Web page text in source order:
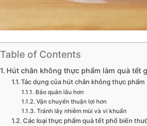
Table of Contents
Hút chân không thực phẩm làm quà tết
Tác dụng của hút chân không thực phẩm
Bảo quản lâu hơn
Vận chuyển thuận lợi hơn
Tránh lây nhiễm mùi và vi khuẩn
Các loại thực phẩm quà tết phổ biến